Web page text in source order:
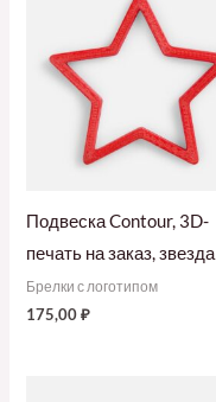
Подвеска Contour, 3D-
печать на заказ, звезда
Брелки с логотипом
175,00₽